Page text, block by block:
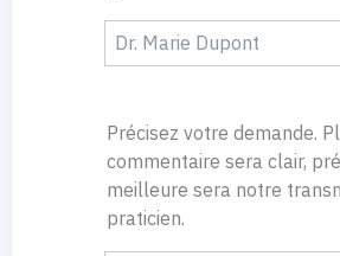
Précisez votre demande.
commentaire sera clair,
meilleure sera notre
praticien.